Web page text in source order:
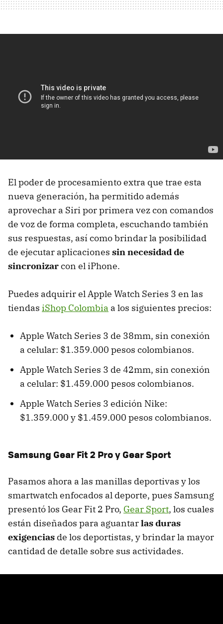
El poder de procesamiento extra que trae esta
nueva generación, ha permitido además
aprovechar a Siri por primera vez con comandos
de voz de forma completa, escuchando también
sus respuestas, así como brindar la posibilidad
de ejecutar aplicaciones sin necesidad de
sincronizarcon el iPhone.
Puedes adquirir el Apple Watch Series 3 en las
tiendas iShop Colombia a los siguientes precios:
Apple Watch Series 3 de 38mm, sin conexión
a celular: $1.359.000 pesos colombianos.
Apple Watch Series 3 de 42mm, sin conexión
a celular: $1.459.000 pesos colombianos.
Apple Watch Series 3 edición Nike:
$1.359.000 y $1.459.000 pesos colombianos.
Samsung Gear Fit 2 Pro y Gear Sport
Pasamos ahora a las manillas deportivas y los
smartwatch enfocados al deporte, pues Samsung
presentó los Gear Fit 2 Pro, Gear Sport, los cuales
están diseñados para aguantarlas duras
exigencias de los deportistas, y brindar la mayor
cantidad de detalle sobre sus actividades.